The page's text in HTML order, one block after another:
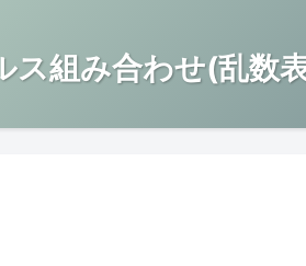
ス組み合わせ(乱数